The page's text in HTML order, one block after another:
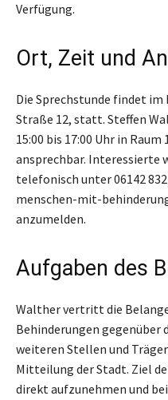
Verfügung.
Ort, Zeit und
Die Sprechstunde findet
Straße 12, statt. Steffen
15:00 bis 17:00 Uhr in Raum
ansprechbar. Interessierte
telefonisch unter 06142
menschen-mit-
anzumelden.
Aufgaben des
Walther vertritt die
Behinderungen
weiteren Stellen und
Mitteilung der Stadt. Ziel
direkt aufzunehmen und